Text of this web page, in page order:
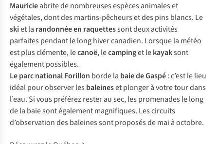
Mauricieabrite de nombreuses espèces animales et
végétales, dont des martins-pêcheurs et des pins blancs. Le
skiet la randonnée en raquettessont deux activités
parfaites pendant le long hiver canadien. Lorsque la météo
est plus clémente, lecanoë, lecampinget lekayaksont
également possibles.
Le parc national Forillon borde la baie de Gaspé: c’est le lieu
idéal pour observer les baleineset plonger à votre tour dans
l’eau. Si vous préférez rester au sec, les promenades le long
de la baie sont également magnifiques. Les circuits
d’observation des baleines sont proposés de mai à octobre.